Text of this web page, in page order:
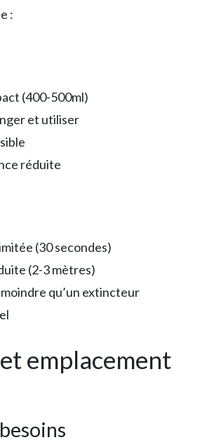
:
(400-500ml)
et utiliser
réduite
(30 secondes)
(2-3 mètres)
qu’un extincteur
emplacement